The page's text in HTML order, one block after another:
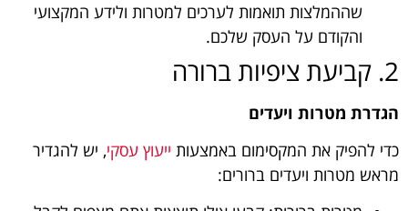
שההמלצות תואמות לערכים למטרות ולידע המקצועי
והקודם על העסק שלכם.
2. קביעת ציפיות ברורה
הגדרת מטרות ויעדים
כדי להפיק את המקסימום באמצעות ייעוץ עסקי, יש להגדיר
מראש מטרות ויעדים ברורים: